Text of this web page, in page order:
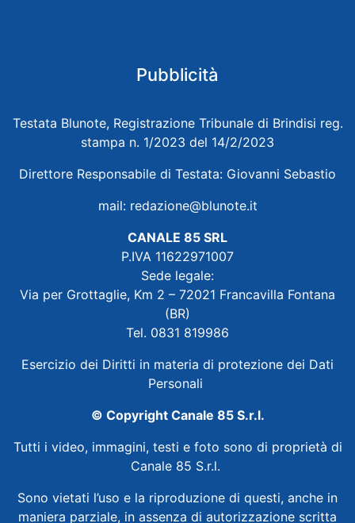
Pubblicità
Testata Blunote, Registrazione Tribunale di Brindisi reg.
stampa n. 1/2023 del 14/2/2023
Direttore Responsabile di Testata: Giovanni Sebastio
mail: redazione@blunote.it
CANALE 85 SRL
P.IVA 11622971007
Sede legale:
Via per Grottaglie, Km 2 – 72021 Francavilla Fontana
(BR)
Tel. 0831 819986
Esercizio dei Diritti in materia di protezione dei Dati
Personali
© Copyright Canale 85 S.r.l.
Tutti i video, immagini, testi e foto sono di proprietà di
Canale 85 S.r.l.
Sono vietati l’uso e la riproduzione di questi, anche in
maniera parziale, in assenza di autorizzazione scritta